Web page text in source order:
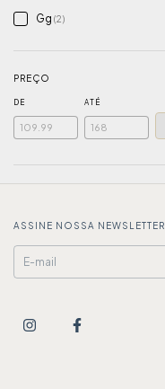
Gg (2)
PREÇO
DE ATÉ
ASSINE NOSSA NEWSLETTER